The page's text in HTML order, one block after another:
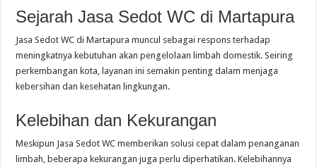
Sejarah Jasa Sedot WC di Martapura
Jasa Sedot WC di Martapura muncul sebagai respons terhadap
meningkatnya kebutuhan akan pengelolaan limbah domestik. Seiring
perkembangan kota, layanan ini semakin penting dalam menjaga
kebersihan dan kesehatan lingkungan.
Kelebihan dan Kekurangan
Meskipun Jasa Sedot WC memberikan solusi cepat dalam penanganan
limbah, beberapa kekurangan juga perlu diperhatikan. Kelebihannya